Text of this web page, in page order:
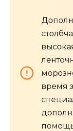
время